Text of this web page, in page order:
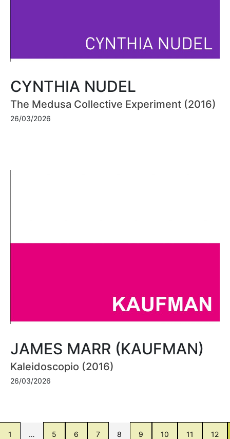
CYNTHIA NUDEL
The Medusa Collective Experiment (2016)
26/03/2026
JAMES MARR (KAUFMAN)
Kaleidoscopio (2016)
26/03/2026
1 … 5 6 7 8 9 10 11 12